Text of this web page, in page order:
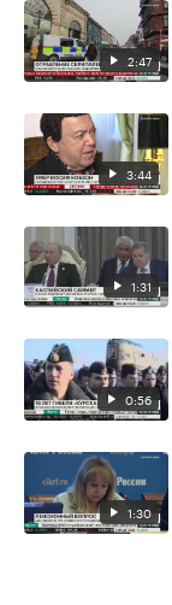
2:47
3:44
1:31
0:56
1:30